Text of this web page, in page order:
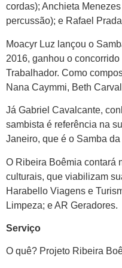
cordas); Anchieta
percussão); e Rafael
Moacyr Luz lançou o
2016, ganhou o
Trabalhador. Como
Nana Caymmi, Beth
Já Gabriel Cavalcante,
sambista é referência na
Janeiro, que é o Samba
O Ribeira Boêmia contará
culturais, que viabilizam
Harabello Viagens e
Limpeza; e AR Geradores.
Serviço
O quê? Projeto Ribeira